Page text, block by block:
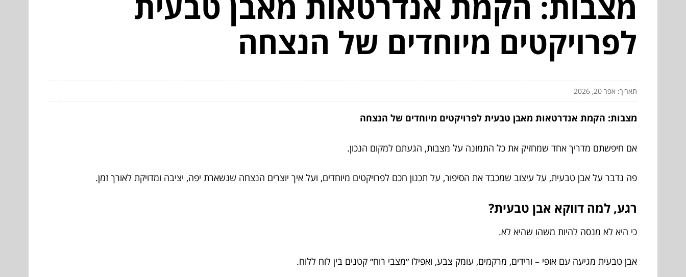
לפרויקטים מיוחדים של הנצחה
תאריך: אפר 20, 2026
מצבות: הקמת אנדרטאות מאבן טבעית לפרויקטים מיוחדים של הנצחה
אם חיפשתם מדריך אחד שמחזיק את כל התמונה על מצבות, הגעתם למקום הנכון.
פה נדבר על אבן טבעית, על עיצוב שמכבד את הסיפור, על תכנון חכם לפרויקטים מיוחדים, ועל איך יוצרים הנצחה שנשארת יפה, יציבה ומדויקת לאורך זמן.
רגע, למה דווקא אבן טבעית?
כי היא לא מנסה להיות משהו שהיא לא.
אבן טבעית מגיעה עם אופי – ורידים, מרקמים, עומק צבע, ואפילו ״מצבי רוח״ קטנים בין לוח ללוח.